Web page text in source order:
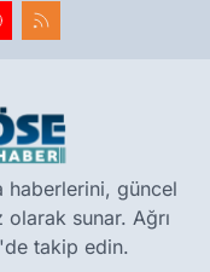
haberlerini, güncel
olarak sunar. Ağrı
takip edin.